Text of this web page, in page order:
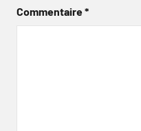
Commentaire*